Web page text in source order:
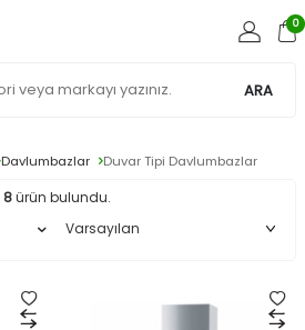
ARA
0
Davlumbazlar Duvar Tipi Davlumbazlar
8ürün bulundu.